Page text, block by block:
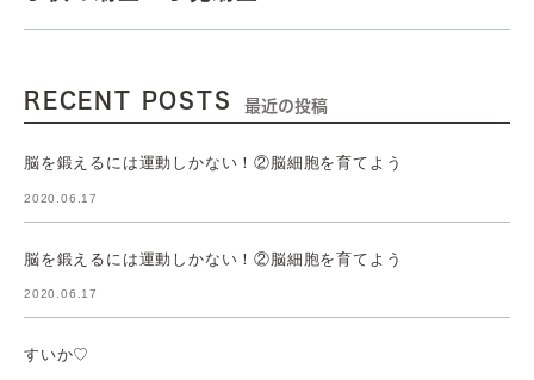
RECENT POSTS 最近の投稿
脳を鍛えるには運動しかない！②脳細胞を育てよう
2020.06.17
脳を鍛えるには運動しかない！②脳細胞を育てよう
2020.06.17
すいか♡